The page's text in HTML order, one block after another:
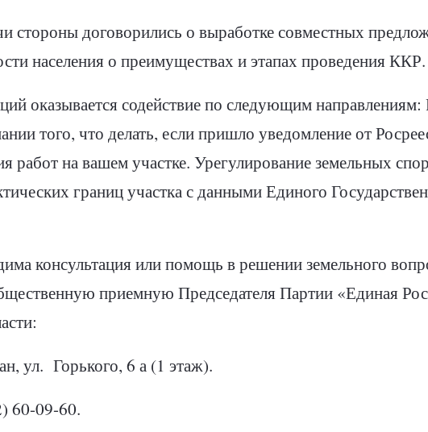
стороны договорились о выработке совместных
населения о преимуществах и этапах проведения ККР.
оказывается содействие по следующим направлениям:
того, что делать, если пришло уведомление от
работ на вашем участке. Урегулирование земельных
границ участка с данными Единого
консультация или помощь в решении земельного
приемную Председателя Партии «Единая
ул. Горького, 6 а (1 этаж).
60-09-60.